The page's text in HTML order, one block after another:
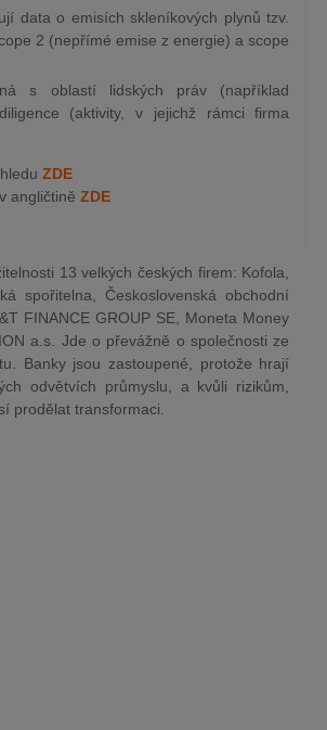
data o emisích skleníkových plynů tzv.
2 (nepřímé emise z energie) a scope
s oblastí lidských práv (například
(aktivity, v jejichž rámci firma
ZDE
angličtině ZDE
13 velkých českých firem: Kofola,
spořitelna, Československá obchodní
FINANCE GROUP SE, Moneta Money
a.s. Jde o převážně o společnosti ze
Banky jsou zastoupené, protože hrají
odvětvích průmyslu, a kvůli rizikům,
prodělat transformaci.